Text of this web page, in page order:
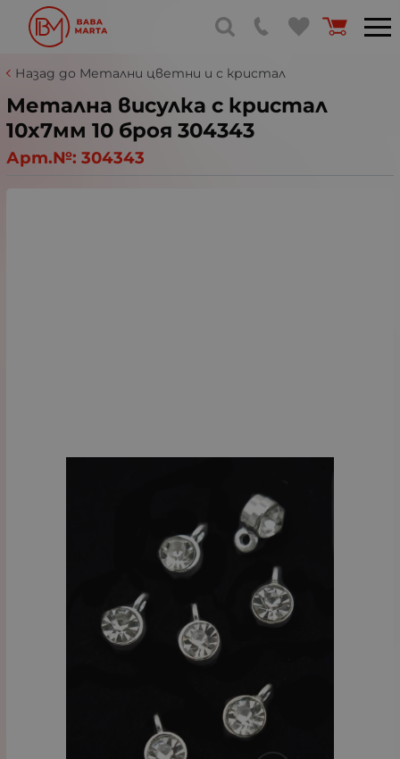
Назад до Метални цветни и с кристал
Метална висулка с кристал
10x7мм 10 броя 304343
Арт.№: 304343